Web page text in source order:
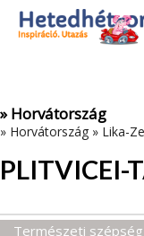
Az oldal sütiket
Adatvédelmi
» Horvátország
» Horvátország » Lika-
PLITVICEI-
Természeti szépség